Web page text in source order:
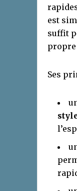
est
suffit
propre
Ses